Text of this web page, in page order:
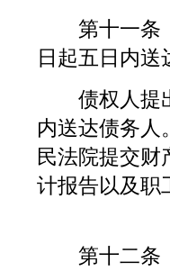
第十一条
日起五日内送
债权人提出
内送达债务人
民法院提交财
计报告以及职
第十二条